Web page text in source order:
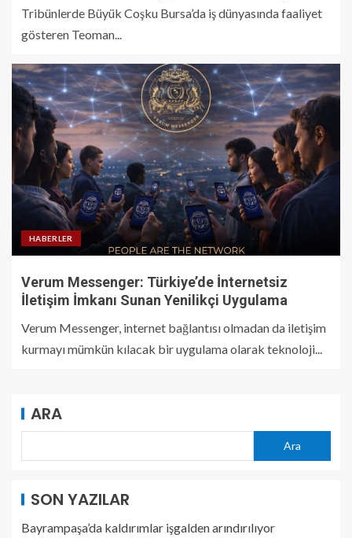
Tribünlerde Büyük Coşku Bursa’da iş dünyasında faaliyet
gösteren Teoman...
HABERLER
Verum Messenger: Türkiye’de İnternetsiz
İletişim İmkanı Sunan Yenilikçi Uygulama
Verum Messenger, internet bağlantısı olmadan da iletişim
kurmayı mümkün kılacak bir uygulama olarak teknoloji...
ARA
Ara
SON YAZILAR
Bayrampaşa’da kaldırımlar işgalden arındırılıyor